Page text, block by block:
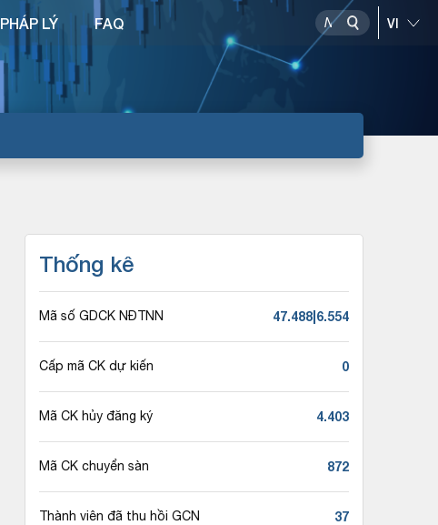
PHÁP LÝ FAQ
Thống kê
Mã số GDCK NĐTNN 47.488|6.554
Cấp mã CK dự kiến 0
Mã CK hủy đăng ký 4.403
Mã CK chuyển sàn 872
Thành viên đã thu hồi GCN 37